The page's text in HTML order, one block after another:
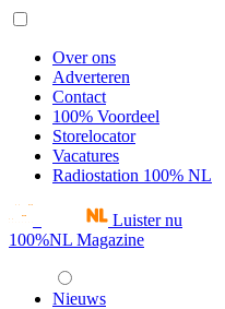
Over ons
Adverteren
Contact
100% Voordeel
Storelocator
Vacatures
Radiostation 100% NL
Luister nu
100%NL Magazine
Nieuws